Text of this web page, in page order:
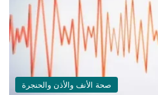
صحة الأنف والأذن والحنجرة